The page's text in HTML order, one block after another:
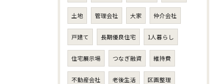
土地 管理会社 大家 仲介会社
戸建て 長期優良住宅 1人暮らし
住宅展示場 つなぎ融資 維持費
不動産会社 老後生活 区画整理